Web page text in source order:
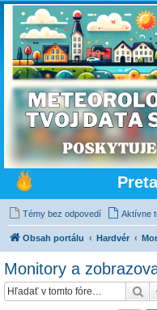
Témy bez odpovedí Aktívne
Obsah portálu Hardvér
Monitory a